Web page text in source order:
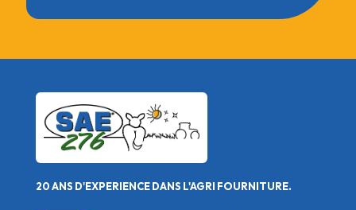
20 ANS D'EXPERIENCE DANS L'AGRI FOURNITURE.